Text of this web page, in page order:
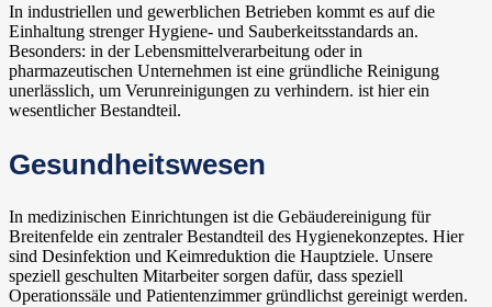
In industriellen und gewerblichen Betrieben kommt es auf die
Einhaltung strenger Hygiene- und Sauberkeitsstandards an.
Besonders: in der Lebensmittelverarbeitung oder in
pharmazeutischen Unternehmen ist eine gründliche Reinigung
unerlässlich, um Verunreinigungen zu verhindern. ist hier ein
wesentlicher Bestandteil.
Gesundheitswesen
In medizinischen Einrichtungen ist die Gebäudereinigung für
Breitenfelde ein zentraler Bestandteil des Hygienekonzeptes. Hier
sind Desinfektion und Keimreduktion die Hauptziele. Unsere
speziell geschulten Mitarbeiter sorgen dafür, dass speziell
Operationssäle und Patientenzimmer gründlichst gereinigt werden.